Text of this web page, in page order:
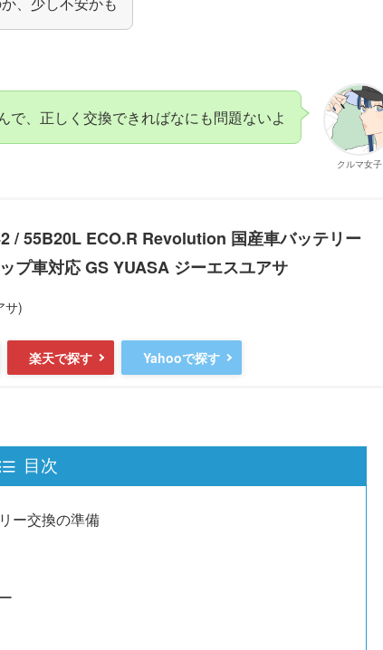
クルマ女子
で、正しく交換できればなにも問題ないよ
/ 55B20L ECO.R Revolution 国産車バッテリー
プ車対応 GS YUASA ジーエスユアサ
サ)
楽天で探す Yahooで探す
目次
ー交換の準備